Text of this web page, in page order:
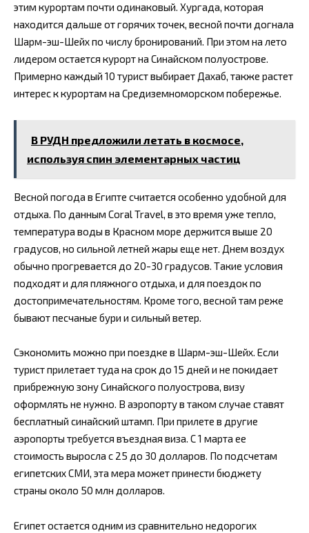
этим курортам почти одинаковый. Хургада, которая
находится дальше от горячих точек, весной почти догнала
Шарм-эш-Шейх по числу бронирований. При этом на лето
лидером остается курорт на Синайском полуострове.
Примерно каждый 10 турист выбирает Дахаб, также растет
интерес к курортам на Средиземноморском побережье.
В РУДН предложили летать в космосе,
используя спин элементарных частиц
Весной погода в Египте считается особенно удобной для
отдыха. По данным Coral Travel, в это время уже тепло,
температура воды в Красном море держится выше 20
градусов, но сильной летней жары еще нет. Днем воздух
обычно прогревается до 20-30 градусов. Такие условия
подходят и для пляжного отдыха, и для поездок по
достопримечательностям. Кроме того, весной там реже
бывают песчаные бури и сильный ветер.
Сэкономить можно при поездке в Шарм-эш-Шейх. Если
турист прилетает туда на срок до 15 дней и не покидает
прибрежную зону Синайского полуострова, визу
оформлять не нужно. В аэропорту в таком случае ставят
бесплатный синайский штамп. При прилете в другие
аэропорты требуется въездная виза. С 1 марта ее
стоимость выросла с 25 до 30 долларов. По подсчетам
египетских СМИ, эта мера может принести бюджету
страны около 50 млн долларов.
Египет остается одним из сравнительно недорогих